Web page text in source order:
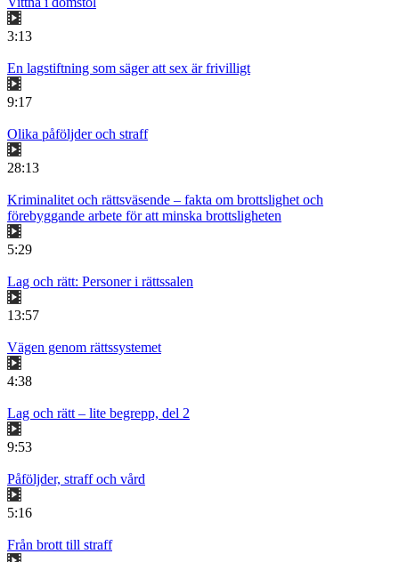
3:13
En lagstiftning som säger att sex är frivilligt
9:17
Olika påföljder och straff
28:13
Kriminalitet och rättsväsende – fakta om brottslighet och
förebyggande arbete för att minska brottsligheten
5:29
Lag och rätt: Personer i rättssalen
13:57
Vägen genom rättssystemet
4:38
Lag och rätt – lite begrepp, del 2
9:53
Påföljder, straff och vård
5:16
Från brott till straff